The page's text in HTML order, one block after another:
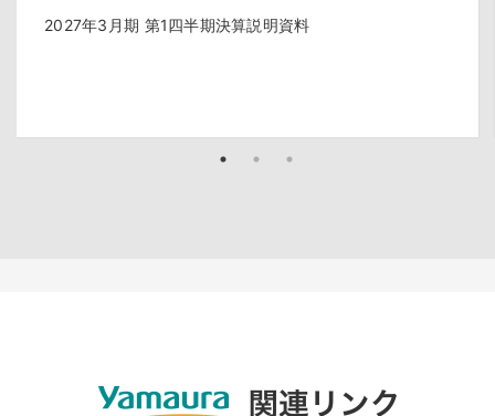
2027年3月期 第1四半期決算説明資料